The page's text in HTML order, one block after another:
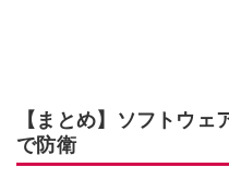
【まとめ】ソフトウェ
で防衛